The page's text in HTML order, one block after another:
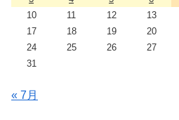
10
11 12 13
17
18 19 20
24
25 26 27
31
« 7月